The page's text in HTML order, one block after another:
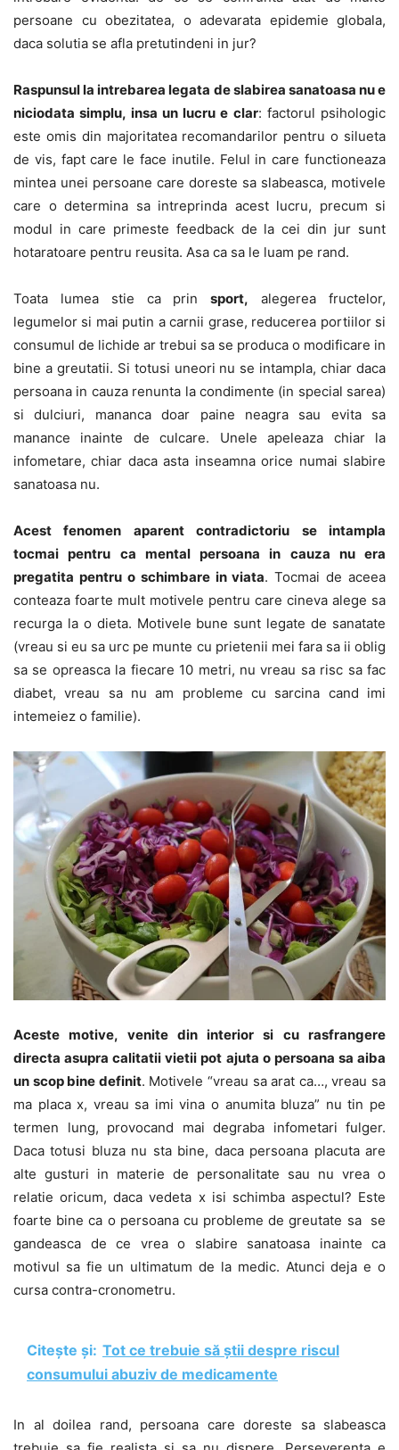
persoane cu obezitatea, o adevarata epidemie globala,
daca solutia se afla pretutindeni in jur?
Raspunsul la intrebarea legata de slabirea sanatoasa nu e
niciodata simplu, insa un lucru e clar: factorul psihologic
este omis din majoritatea recomandarilor pentru o silueta
de vis, fapt care le face inutile. Felul in care functioneaza
mintea unei persoane care doreste sa slabeasca, motivele
care o determina sa intreprinda acest lucru, precum si
modul in care primeste feedback de la cei din jur sunt
hotaratoare pentru reusita. Asa ca sa le luam pe rand.
Toata lumea stie ca prinsport, alegerea fructelor,
legumelor si mai putin a carnii grase, reducerea portiilor si
consumul de lichide ar trebui sa se produca o modificare in
bine a greutatii. Si totusi uneori nu se intampla, chiar daca
persoana in cauza renunta la condimente (in special sarea)
si dulciuri, mananca doar paine neagra sau evita sa
manance inainte de culcare. Unele apeleaza chiar la
infometare, chiar daca asta inseamna orice numai slabire
sanatoasa nu.
Acest fenomen aparent contradictoriu se intampla
tocmai pentru ca mental persoana in cauza nu era
pregatita pentru o schimbare in viata. Tocmai de aceea
conteaza foarte mult motivele pentru care cineva alege sa
recurga la o dieta. Motivele bune sunt legate de sanatate
(vreau si eu sa urc pe munte cu prietenii mei fara sa ii oblig
sa se opreasca la fiecare 10 metri, nu vreau sa risc sa fac
diabet, vreau sa nu am probleme cu sarcina cand imi
intemeiez o familie).
Aceste motive, venite din interior si cu rasfrangere
directa asupra calitatii vietii pot ajuta o persoana sa aiba
un scop bine definit. Motivele “vreau sa arat ca…, vreau sa
ma placa x, vreau sa imi vina o anumita bluza” nu tin pe
termen lung, provocand mai degraba infometari fulger.
Daca totusi bluza nu sta bine, daca persoana placuta are
alte gusturi in materie de personalitate sau nu vrea o
relatie oricum, daca vedeta x isi schimba aspectul? Este
foarte bine ca o persoana cu probleme de greutate sa se
gandeasca de ce vrea o slabire sanatoasa inainte ca
motivul sa fie un ultimatum de la medic. Atunci deja e o
cursa contra-cronometru.
Citește și: Tot ce trebuie să știi despre riscul
consumului abuziv de medicamente
In al doilea rand, persoana care doreste sa slabeasca